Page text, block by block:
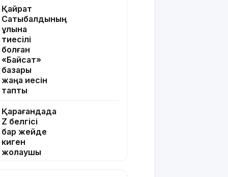
Қайрат
Сатыбалдының
ұлына
тиесілі
болған
«Байсат»
базары
жаңа иесін
тапты
Қарағандада
Z белгісі
бар жейде
киген
жолаушы